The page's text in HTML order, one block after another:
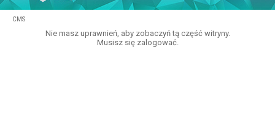
CMS
Nie masz uprawnień, aby zobaczyń tą część witryny.
Musisz się zalogować.